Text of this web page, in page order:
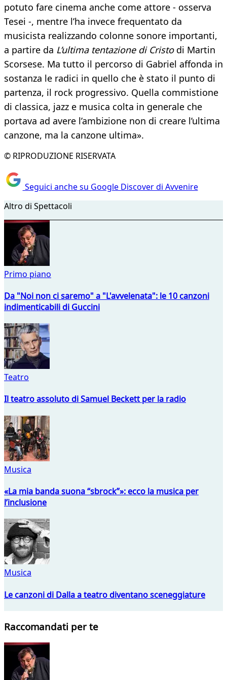
potuto fare cinema anche come attore - osserva
Tesei -, mentre l’ha invece frequentato da
musicista realizzando colonne sonore importanti,
a partire da L’ultima tentazione di Cristodi Martin
Scorsese. Ma tutto il percorso di Gabriel affonda in
sostanza le radici in quello che è stato il punto di
partenza, il rock progressivo. Quella commistione
di classica, jazz e musica colta in generale che
portava ad avere l’ambizione non di creare l’ultima
canzone, ma la canzone ultima».
© RIPRODUZIONE RISERVATA
Seguici anche su Google Discover di Avvenire
Altro di Spettacoli
Primo piano
Da "Noi non ci saremo" a "L'avvelenata": le 10 canzoni
indimenticabili di Guccini
Teatro
Il teatro assoluto di Samuel Beckett per la radio
Musica
«La mia banda suona “sbrock”»: ecco la musica per
l’inclusione
Musica
Le canzoni di Dalla a teatro diventano sceneggiature
Raccomandati per te